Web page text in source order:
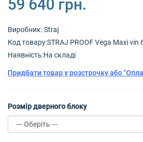
59 640 грн.
Виробник:Straj
Код товару:STRAJ PROOF Vega Maxi vin
Наявність:На складі
Придбати товар у розстрочку або
Розмір дверного блоку